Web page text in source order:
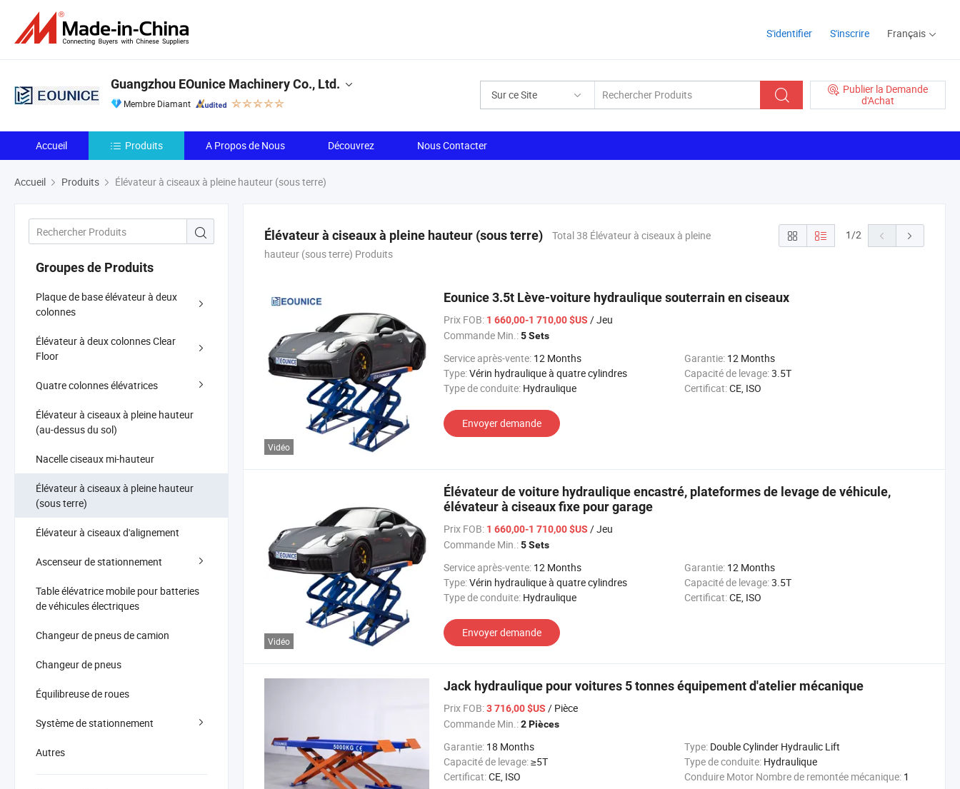
S'identifier S'inscrire Français
Sur ce Site
Publier la Demande
d'Achat
Guangzhou EOunice Machinery Co., Ltd.
Membre Diamant
Accueil Produits A Propos de Nous Découvrez Nous Contacter
Accueil Produits Élévateur à ciseaux à pleine hauteur (sous terre)
Groupes de Produits
Plaque de base élévateur à deux
colonnes
Élévateur à deux colonnes Clear
Floor
Quatre colonnes élévatrices
Élévateur à ciseaux à pleine hauteur
(au-dessus du sol)
Nacelle ciseaux mi-hauteur
Élévateur à ciseaux à pleine hauteur
(sous terre)
Élévateur à ciseaux d'alignement
Ascenseur de stationnement
Table élévatrice mobile pour batteries
de véhicules électriques
Changeur de pneus de camion
Changeur de pneus
Équilibreuse de roues
Système de stationnement
Autres
Élévateur à ciseaux à pleine hauteur (sous terre)
Total 38 Élévateur à ciseaux à pleine
hauteur (sous terre) Produits
1/2
Vidéo
Eounice 3.5t Lève-voiture hydraulique souterrain en ciseaux
Prix FOB: 1 660,00-1 710,00 $US / Jeu
Commande Min.:5 Sets
Service après-vente: 12 Months Garantie: 12 Months
Type:Vérin hydraulique à quatre cylindres Capacité de levage:3.5T
Type de conduite: Hydraulique Certificat:CE, ISO
Envoyer demande
Vidéo
Élévateur de voiture hydraulique encastré, plateformes de levage de véhicule,
élévateur à ciseaux fixe pour garage
Prix FOB: 1 660,00-1 710,00 $US / Jeu
Commande Min.:5 Sets
Service après-vente: 12 Months Garantie: 12 Months
Type:Vérin hydraulique à quatre cylindres Capacité de levage:3.5T
Type de conduite: Hydraulique Certificat:CE, ISO
Envoyer demande
Jack hydraulique pour voitures 5 tonnes équipement d'atelier mécanique
Prix FOB:3 716,00 $US / Pièce
Commande Min.:2 Pièces
Garantie: 18 Months Type: Double Cylinder Hydraulic Lift
Capacité de levage:≥5T Type de conduite: Hydraulique
Certificat:CE, ISO Conduire Motor Nombre de remontée mécanique: 1